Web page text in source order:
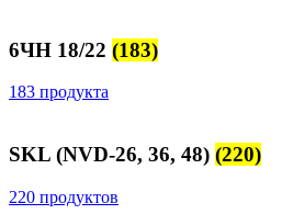
6ЧН 18/22 (183)
183 продукта
SKL (NVD-26, 36, 48) (220)
220 продуктов